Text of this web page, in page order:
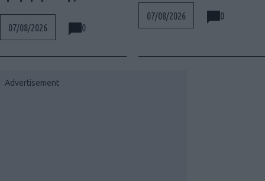
07/08/2026 0
07/08/2026 0